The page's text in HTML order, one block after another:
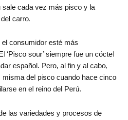
cada vez más pisco y la
carro.
consumidor esté más
‘Pisco sour’ siempre fue un cóctel
español. Pero, al fin y al cabo,
misma del pisco cuando hace cinco
en el reino del Perú.
las variedades y procesos de